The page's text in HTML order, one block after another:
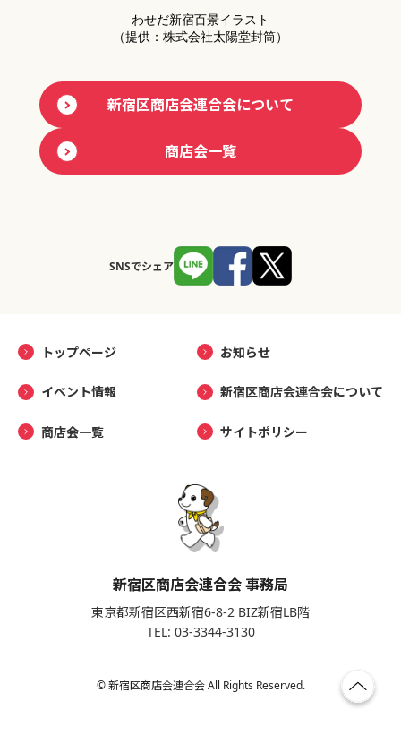
わせだ新宿百景イラスト
（提供：株式会社太陽堂封筒）
新宿区商店会連合会について
商店会一覧
SNSでシェア
トップページ お知らせ
イベント情報 新宿区商店会連合会について
商店会一覧 サイトポリシー
新宿区商店会連合会 事務局
東京都新宿区西新宿6-8-2 BIZ新宿LB階
TEL: 03-3344-3130
© 新宿区商店会連合会 All Rights Reserved.